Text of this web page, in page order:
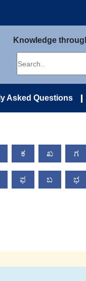
Knowledge
Asked Questions
ಕ ಖ ಗ
ಫ ಬ ಭ